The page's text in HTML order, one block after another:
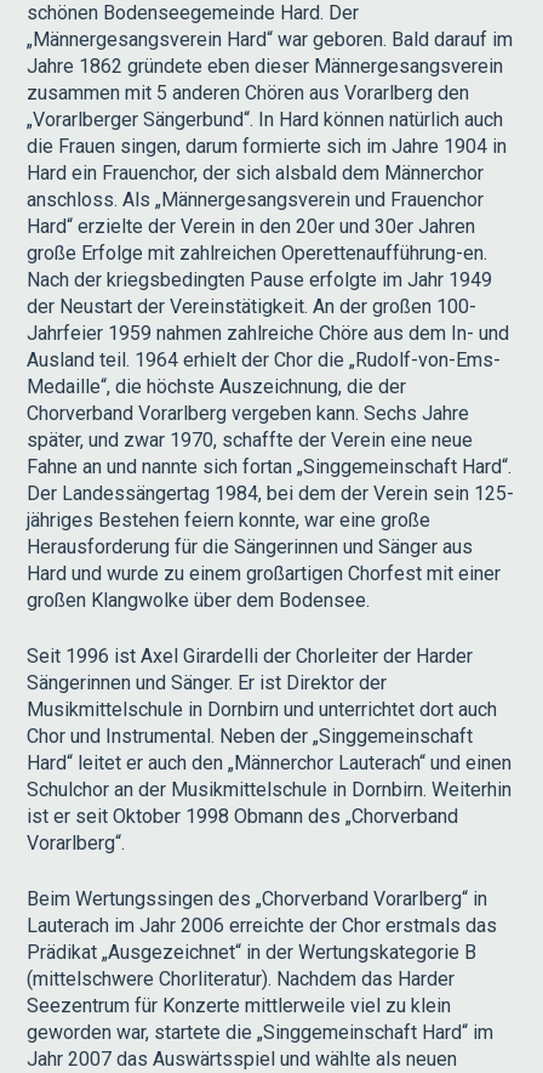
schönen Bodenseegemeinde Hard. Der
„Männergesangsverein Hard“ war geboren. Bald darauf im
Jahre 1862 gründete eben dieser Männergesangsverein
zusammen mit 5 anderen Chören aus Vorarlberg den
„Vorarlberger Sängerbund“. In Hard können natürlich auch
die Frauen singen, darum formierte sich im Jahre 1904 in
Hard ein Frauenchor, der sich alsbald dem Männerchor
anschloss. Als „Männergesangsverein und Frauenchor
Hard“ erzielte der Verein in den 20er und 30er Jahren
große Erfolge mit zahlreichen Operettenaufführung-en.
Nach der kriegsbedingten Pause erfolgte im Jahr 1949
der Neustart der Vereinstätigkeit. An der großen 100-
Jahrfeier 1959 nahmen zahlreiche Chöre aus dem In- und
Ausland teil. 1964 erhielt der Chor die „Rudolf-von-Ems-
Medaille“, die höchste Auszeichnung, die der
Chorverband Vorarlberg vergeben kann. Sechs Jahre
später, und zwar 1970, schaffte der Verein eine neue
Fahne an und nannte sich fortan „Singgemeinschaft Hard“.
Der Landessängertag 1984, bei dem der Verein sein 125-
jähriges Bestehen feiern konnte, war eine große
Herausforderung für die Sängerinnen und Sänger aus
Hard und wurde zu einem großartigen Chorfest mit einer
großen Klangwolke über dem Bodensee.
Seit 1996 ist Axel Girardelli der Chorleiter der Harder
Sängerinnen und Sänger. Er ist Direktor der
Musikmittelschule in Dornbirn und unterrichtet dort auch
Chor und Instrumental. Neben der „Singgemeinschaft
Hard“ leitet er auch den „Männerchor Lauterach“ und einen
Schulchor an der Musikmittelschule in Dornbirn. Weiterhin
ist er seit Oktober 1998 Obmann des „Chorverband
Vorarlberg“.
Beim Wertungssingen des „Chorverband Vorarlberg“ in
Lauterach im Jahr 2006 erreichte der Chor erstmals das
Prädikat „Ausgezeichnet“ in der Wertungskategorie B
(mittelschwere Chorliteratur). Nachdem das Harder
Seezentrum für Konzerte mittlerweile viel zu klein
geworden war, startete die „Singgemeinschaft Hard“ im
Jahr 2007 das Auswärtsspiel und wählte als neuen